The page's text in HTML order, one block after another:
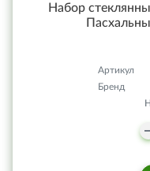
Набор
Артикул
Бренд